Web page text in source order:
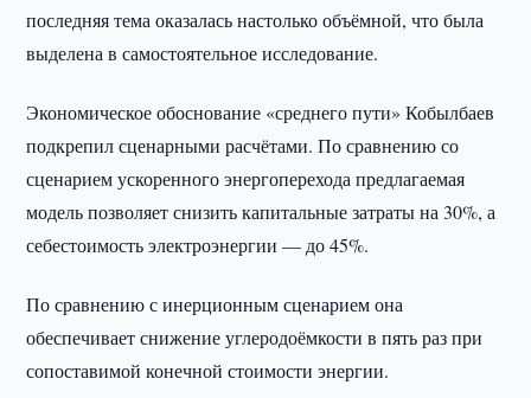
последняя тема оказалась настолько объёмной, что была
выделена в самостоятельное исследование.
Экономическое обоснование «среднего пути» Кобылбаев
подкрепил сценарными расчётами. По сравнению со
сценарием ускоренного энергоперехода предлагаемая
модель позволяет снизить капитальные затраты на 30%, а
себестоимость электроэнергии — до 45%.
По сравнению с инерционным сценарием она
обеспечивает снижение углеродоёмкости в пять раз при
сопоставимой конечной стоимости энергии.